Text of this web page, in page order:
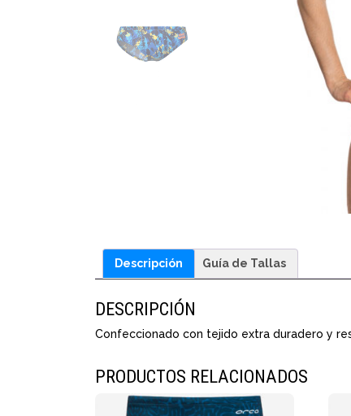
Descripción Guía de Tallas
DESCRIPCIÓN
Confeccionado con tejido extra duradero y
PRODUCTOS RELACIONADOS